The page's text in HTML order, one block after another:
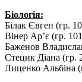
Біологія:
Білак Євген (гр.
Вінер Ар’є (гр.
Баженов
Стецик Діана (гр.
Лиценко Альбіна